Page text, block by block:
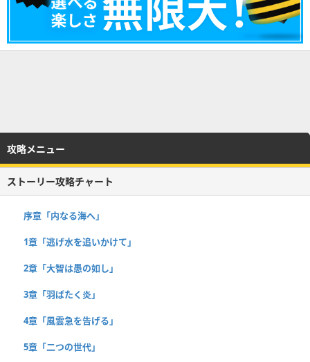
攻略メニュー
ストーリー攻略チャート
序章「内なる海へ」
1章「逃げ水を追いかけて」
2章「大智は愚の如し」
3章「羽ばたく炎」
4章「風雲急を告げる」
5章「二つの世代」